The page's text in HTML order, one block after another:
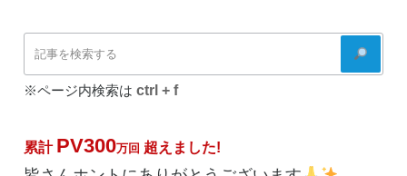
検
※ページ内検索はctrl + f
累計 PV300万回 超えました!